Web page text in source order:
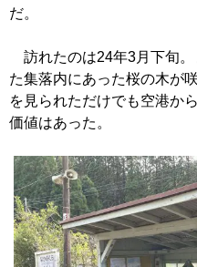
だ。
訪れたのは24年3月下旬。
た集落内にあった桜の木が
を見られただけでも空港か
価値はあった。